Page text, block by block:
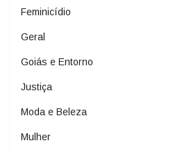
Feminicídio
Geral
Goiás e Entorno
Justiça
Moda e Beleza
Mulher